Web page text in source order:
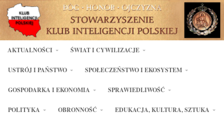
AKTUALNOŚCI ŚWIAT I CYWILIZACJE
USTRÓJ I PAŃSTWO SPOŁECZEŃSTWO I EKOSYSTEM
GOSPODARKA I EKONOMIA SPRAWIEDLIWOŚĆ
POLITYKA OBRONNOŚĆ EDUKACJA, KULTURA, SZTUKA